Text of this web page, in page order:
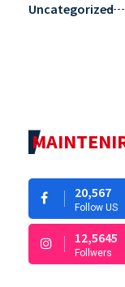
Uncategorized
20,567
Follow US
12,5645
Follwers